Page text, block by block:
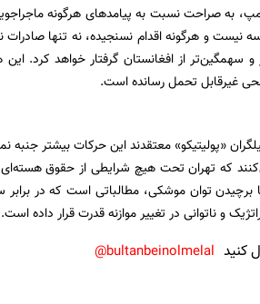
به صراحت نسبت به پیامد‌های هرگونه
نیست و هرگونه اقدام نسنجیده، نه تنها
و سهمگین‌تر از افغانستان گرفتار خواهد کرد.
غیرقابل تحمل رسانده است.
«پولیتیکو» معتقدند این حرکات بیشتر جنبه
که تهران تحت هیچ شرایطی از حقوق
توان موشکی، مطالباتی است که در برابر
و ناتوانی در تغییر موازنه قدرت قرار داده است.
کنید bultanbeinolmelal@